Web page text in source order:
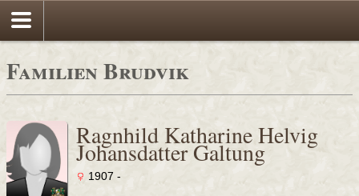
Familien Brudvik
Ragnhild Katharine Helvig
Johansdatter Galtung
1907 -